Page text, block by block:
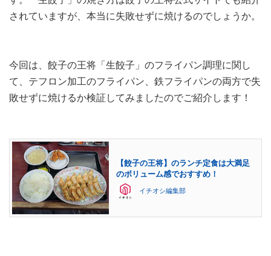
されていますが、本当に失敗せずに焼けるのでしょうか。
今回は、餃子の王将「生餃子」のフライパン調理に関し
て、テフロン加工のフライパン、鉄フライパンの両方で失
敗せずに焼けるか検証してみましたのでご紹介します！
【餃子の王将】のランチ定食は大満足
のボリューム感でおすすめ！
イチオシ編集部